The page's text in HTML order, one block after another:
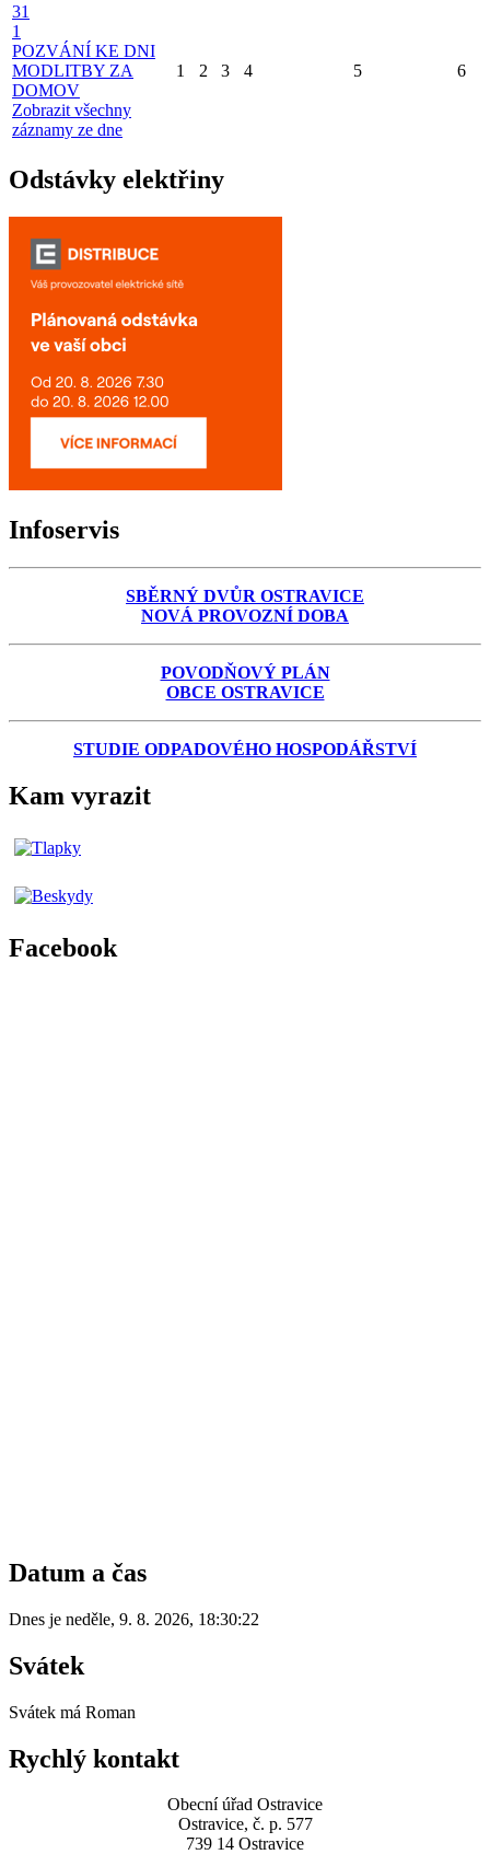
31
1
POZVÁNÍ KE DNI
MODLITBY ZA
DOMOV
Zobrazit všechny
záznamy ze dne
1 2 3 4 5 6
Odstávky elektřiny
Infoservis
SBĚRNÝ DVŮR OSTRAVICE
NOVÁ PROVOZNÍ DOBA
POVODŇOVÝ PLÁN
OBCE OSTRAVICE
STUDIE ODPADOVÉHO HOSPODÁŘSTVÍ
Kam vyrazit
Facebook
Datum a čas
Dnes je neděle, 9. 8. 2026, 18:30:22
Svátek
Svátek má Roman
Rychlý kontakt
Obecní úřad Ostravice
Ostravice, č. p. 577
739 14 Ostravice